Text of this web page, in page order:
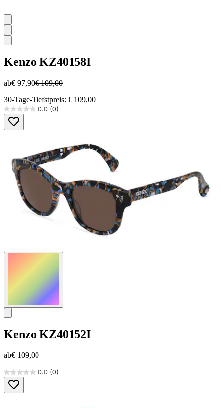
Kenzo KZ40158I
ab€ 97,90€ 109,00
30-Tage-Tiefstpreis: € 109,00
0.0 (0)
0.0
von
5
Kenzo KZ40152I
ab€ 109,00
0.0 (0)
0.0
von
5